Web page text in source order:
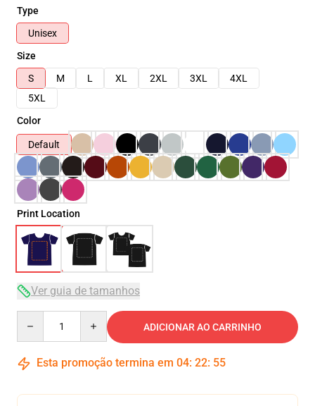
Type
Unisex
Size
S
M L XL 2XL 3XL
4XL
5XL
Color
Default
Print Location
Ver guia de tamanhos
ADICIONAR AO CARRINHO
Esta promoção termina em 04: 22: 54